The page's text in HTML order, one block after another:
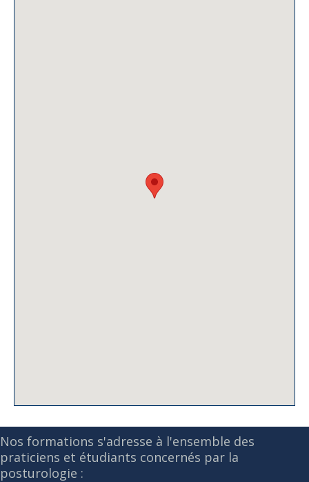
Nos formations s'adresse à l'ensemble des
praticiens et étudiants concernés par la
posturologie :